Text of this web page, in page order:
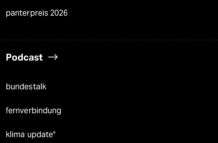
panterpreis 2026
Podcast
bundestalk
fernverbindung
klima update°